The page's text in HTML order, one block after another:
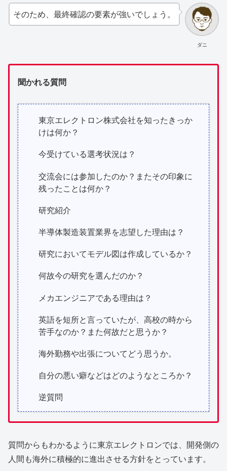
ダニ
そのため、最終確認の要素が強いでしょう。
聞かれる質問
東京エレクトロン株式会社を知ったきっか
けは何か？
今受けている選考状況は？
交流会には参加したのか？またその印象に
残ったことは何か？
研究紹介
半導体製造装置業界を志望した理由は？
研究においてモデル図は作成しているか？
何故今の研究を選んだのか？
メカエンジニアである理由は？
英語を短所と言っていたが、高校の時から
苦手なのか？また何故だと思うか？
海外勤務や出張についてどう思うか。
自分の悪い癖などはどのようなところか？
逆質問
質問からもわかるように東京エレクトロンでは、開発側の
人間も海外に積極的に進出させる方針をとっています。